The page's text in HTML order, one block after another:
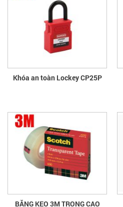
Khóa an toàn Lockey CP25P
BĂNG KEO 3M TRONG CAO